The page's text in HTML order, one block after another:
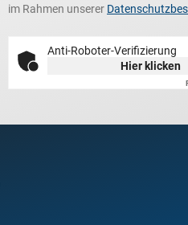
im Rahmen unserer
Anti-Roboter-Verifizierung
Hier klicken